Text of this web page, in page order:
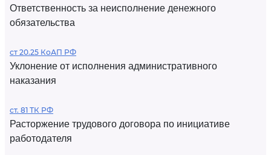
Ответственность за неисполнение денежного
обязательства
ст 20.25 КоАП РФ
Уклонение от исполнения административного
наказания
ст. 81 ТК РФ
Расторжение трудового договора по инициативе
работодателя